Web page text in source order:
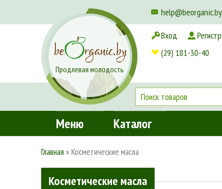
help@beorganic.by
Доставка и оплата
Продлевая молодость
Вход
(29) 181-30-40
Меню Каталог
Главная »Косметические масла
Косметические масла